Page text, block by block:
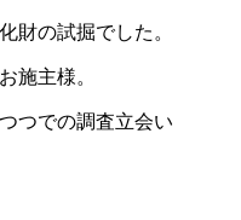
財の試掘でした。
施主様。
つでの調査立会い